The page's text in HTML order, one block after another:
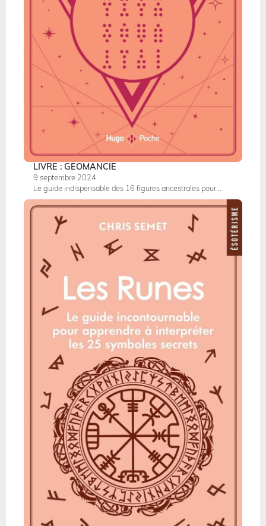
LIVRE : GEOMANCIE
9 septembre 2024
Le guide indispensable des 16 figures ancestrales pour...